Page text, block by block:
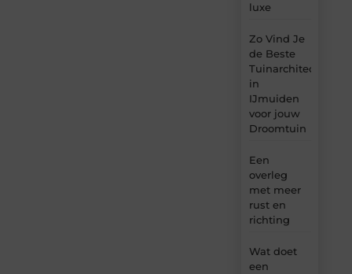
luxe
Zo Vind Je
de Beste
Tuinarchitect
in
IJmuiden
voor jouw
Droomtuin
Een
overleg
met meer
rust en
richting
Wat doet
een